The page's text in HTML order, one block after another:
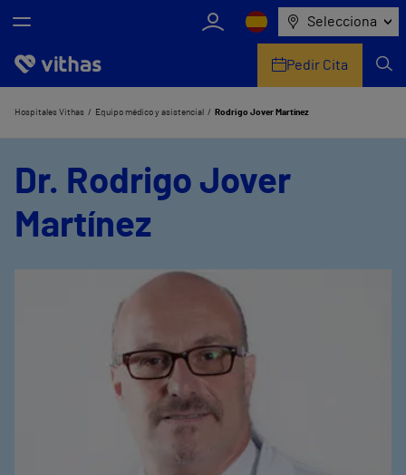
Selecciona
Nosotros
Pedir Cita
Hospitales Vithas Equipo médico y asistencial Rodrigo Jover Martínez
Dr. Rodrigo Jover
Martínez